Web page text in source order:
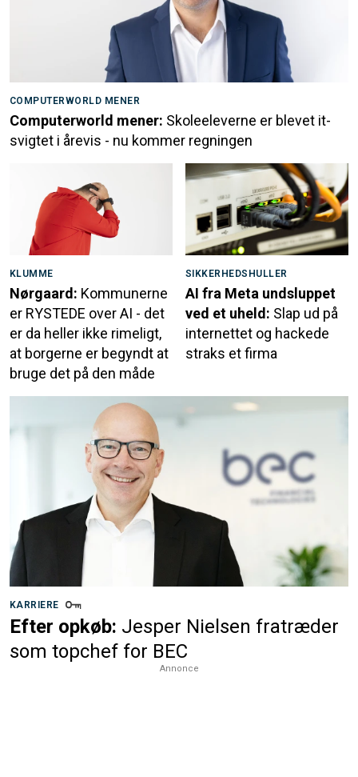
COMPUTERWORLD MENER
Computerworld mener: Skoleeleverne er blevet it-
svigtet i årevis - nu kommer regningen
KLUMME
Nørgaard: Kommunerne
er RYSTEDE over AI - det
er da heller ikke rimeligt,
at borgerne er begyndt at
bruge det på den måde
SIKKERHEDSHULLER
AI fra Meta undsluppet
ved et uheld: Slap ud på
internettet og hackede
straks et firma
KARRIERE
Efter opkøb: Jesper Nielsen fratræder
som topchef for BEC
Annonce